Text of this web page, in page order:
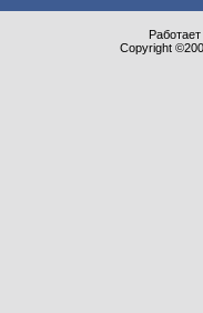
Copyright